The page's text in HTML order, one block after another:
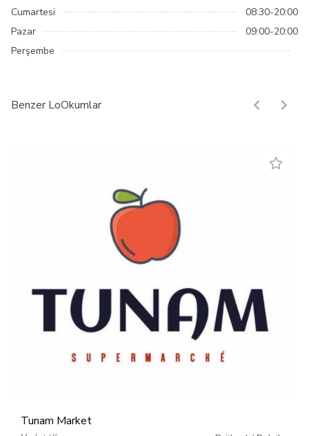
Cumartesi
08:30-20:00
Pazar
09:00-20:00
Perşembe
Benzer LoOkumlar
Tunam Market